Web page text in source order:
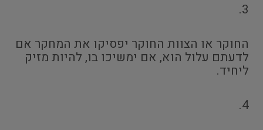
3.
החוקר או הצוות החוקר יפסיקו את המחקר אם
לדעתם עלול הוא, אם ימשיכו בו, להיות מזיק
ליחיד.
4.